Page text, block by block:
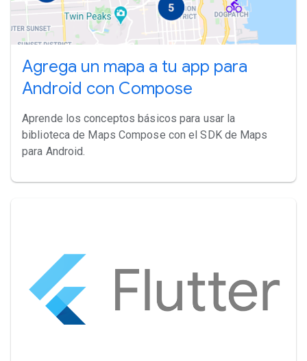
Agrega un mapa a tu app para
Android con Compose
Aprende los conceptos básicos para usar la
biblioteca de Maps Compose con el SDK de Maps
para Android.